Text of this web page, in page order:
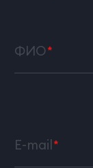
ФИО
E-mail